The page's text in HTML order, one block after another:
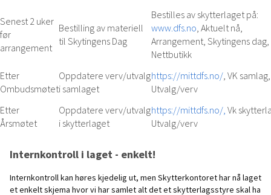
Senest 2 uker
før
arrangement
Bestilling av materiell
til Skytingens Dag
Bestilles av skytterlaget på:
www.dfs.no , Aktuelt nå,
Arrangement, Skytingens dag,
Nettbutikk
Etter
Ombudsmøtet
Oppdatere verv/utvalg
i samlaget
https://mittdfs.no/ , VK samlag,
Utvalg/verv
Etter
Årsmøtet
Oppdatere verv/utvalg
i skytterlaget
https://mittdfs.no/, Vk
Utvalg/verv
Internkontroll i laget - enkelt!
Internkontroll kan høres kjedelig ut, men Skytterkontoret har nå laget
et enkelt skjema hvor vi har samlet alt det et skytterlagsstyre skal ha